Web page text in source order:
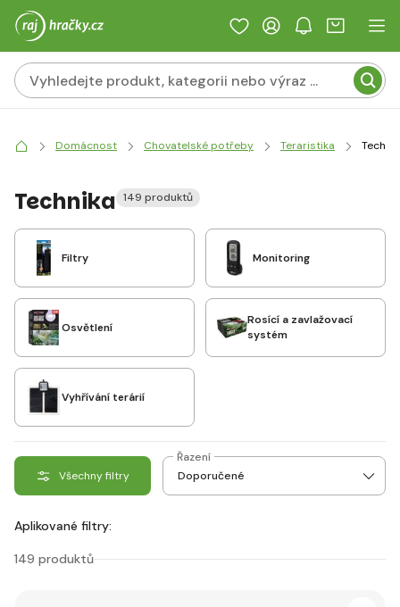
Domácnost Chovatelské potřeby Teraristika
Technika 149 produktů
Filtry Monitoring
Osvětlení
Rosící a zavlažovací
systém
Vyhřívání terárií
Všechny filtry
Řazení
Aplikované filtry:
149 produktů